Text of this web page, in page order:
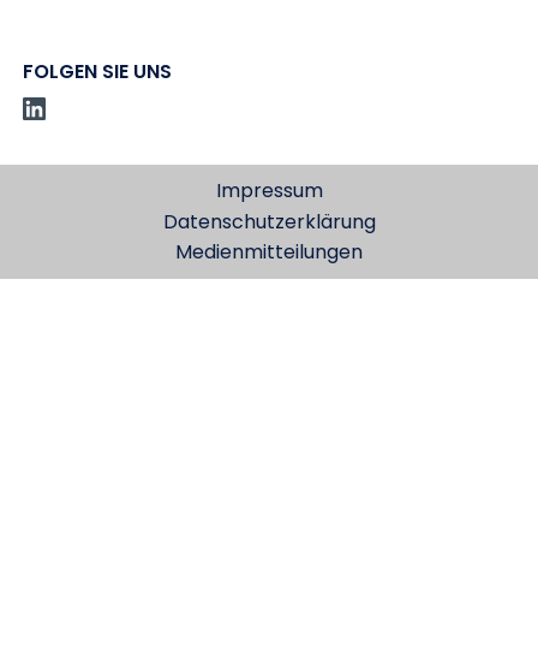
FOLGEN SIE UNS
Impressum
Datenschutzerklärung
Medienmitteilungen